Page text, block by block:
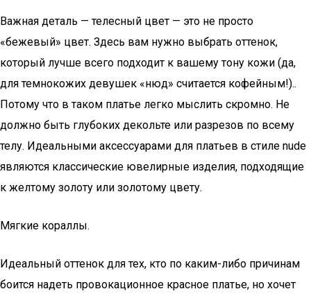
Важная деталь — телесный цвет — это не просто
«бежевый» цвет. Здесь вам нужно выбрать оттенок,
который лучше всего подходит к вашему тону кожи (да,
для темнокожих девушек «нюд» считается кофейным!)..
Потому что в таком платье легко мыслить скромно. Не
должно быть глубоких декольте или разрезов по всему
телу. Идеальными аксессуарами для платьев в стиле nude
являются классические ювелирные изделия, подходящие
к желтому золоту или золотому цвету.
Мягкие кораллы.
Идеальный оттенок для тех, кто по каким-либо причинам
боится надеть провокационное красное платье, но хочет